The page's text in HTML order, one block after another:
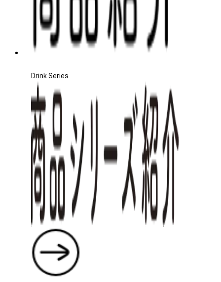
Drink Series